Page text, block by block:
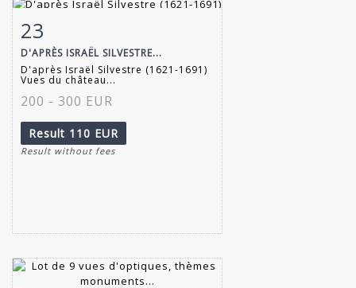
Item detail
23
D'APRÈS ISRAËL SILVESTRE...
D'après Israël Silvestre (1621-1691)
Vues du château...
200 - 300 EUR
Result 110 EUR
Result without fees